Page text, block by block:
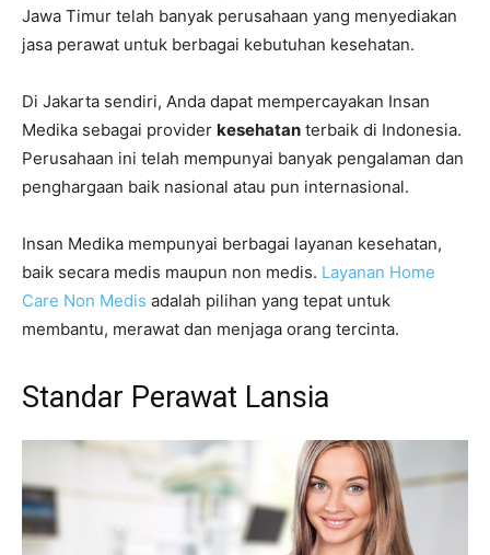
Jawa Timur telah banyak perusahaan yang menyediakan
jasa perawat untuk berbagai kebutuhan kesehatan.
Di Jakarta sendiri, Anda dapat mempercayakan Insan
Medika sebagai provider kesehatan terbaik di Indonesia.
Perusahaan ini telah mempunyai banyak pengalaman dan
penghargaan baik nasional atau pun internasional.
Insan Medika mempunyai berbagai layanan kesehatan,
baik secara medis maupun non medis. Layanan Home
Care Non Medis adalah pilihan yang tepat untuk
membantu, merawat dan menjaga orang tercinta.
Standar Perawat Lansia